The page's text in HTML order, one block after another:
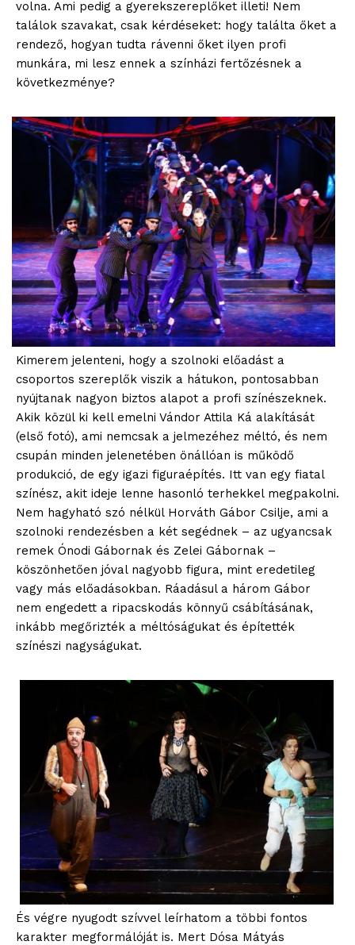
volna. Ami pedig a gyerekszereplőket illeti! Nem
találok szavakat, csak kérdéseket: hogy találta őket a
rendező, hogyan tudta rávenni őket ilyen profi
munkára, mi lesz ennek a színházi fertőzésnek a
következménye?
Kimerem jelenteni, hogy a szolnoki előadást a
csoportos szereplők viszik a hátukon, pontosabban
nyújtanak nagyon biztos alapot a profi színészeknek.
Akik közül ki kell emelni Vándor Attila Ká alakítását
(első fotó), ami nemcsak a jelmezéhez méltó, és nem
csupán minden jelenetében önállóan is működő
produkció, de egy igazi figuraépítés. Itt van egy fiatal
színész, akit ideje lenne hasonló terhekkel megpakolni.
Nem hagyható szó nélkül Horváth Gábor Csilje, ami a
szolnoki rendezésben a két segédnek – az ugyancsak
remek Ónodi Gábornak és Zelei Gábornak –
köszönhetően jóval nagyobb figura, mint eredetileg
vagy más előadásokban. Ráadásul a három Gábor
nem engedett a ripacskodás könnyű csábításának,
inkább megőrizték a méltóságukat és építették
színészi nagyságukat.
És végre nyugodt szívvel leírhatom a többi fontos
karakter megformálóját is. Mert Dósa Mátyás